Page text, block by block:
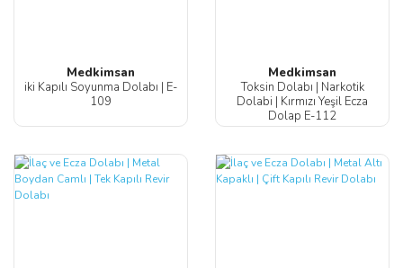
Medkimsan
iki Kapılı Soyunma Dolabı | E-
109
Medkimsan
Toksin Dolabı | Narkotik
Dolabi | Kırmızı Yeşil Ecza
Dolap E-112